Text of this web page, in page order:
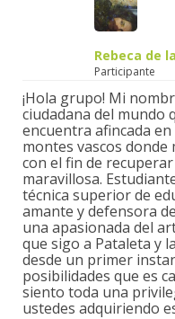
Rebeca de
Participante
¡Hola grupo! Mi
ciudadana del mundo
encuentra afincada
montes vascos
con el fin de
maravillosa.
técnica superior de
amante y defensora
una apasionada del
que sigo a Pataleta y
desde un primer
posibilidades que es
siento toda una
ustedes adquiriendo